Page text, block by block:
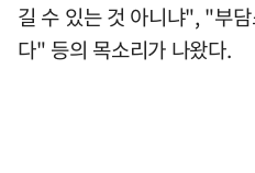
길 수 있는 것 아니냐", "부
다" 등의 목소리가 나왔다.